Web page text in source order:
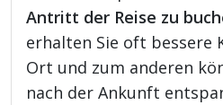
Antritt der Reise zu
erhalten Sie oft bessere
Ort und zum anderen
nach der Ankunft